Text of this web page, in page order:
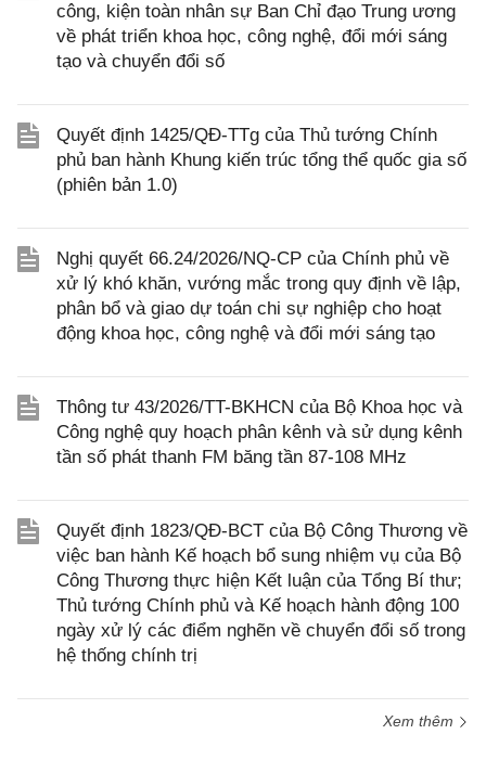
công, kiện toàn nhân sự Ban Chỉ đạo Trung ương
về phát triển khoa học, công nghệ, đổi mới sáng
tạo và chuyển đổi số
Quyết định 1425/QĐ-TTg của Thủ tướng Chính
phủ ban hành Khung kiến trúc tổng thể quốc gia số
(phiên bản 1.0)
Nghị quyết 66.24/2026/NQ-CP của Chính phủ về
xử lý khó khăn, vướng mắc trong quy định về lập,
phân bổ và giao dự toán chi sự nghiệp cho hoạt
động khoa học, công nghệ và đổi mới sáng tạo
Thông tư 43/2026/TT-BKHCN của Bộ Khoa học và
Công nghệ quy hoạch phân kênh và sử dụng kênh
tần số phát thanh FM băng tần 87-108 MHz
Quyết định 1823/QĐ-BCT của Bộ Công Thương về
việc ban hành Kế hoạch bổ sung nhiệm vụ của Bộ
Công Thương thực hiện Kết luận của Tổng Bí thư;
Thủ tướng Chính phủ và Kế hoạch hành động 100
ngày xử lý các điểm nghẽn về chuyển đổi số trong
hệ thống chính trị
Xem thêm